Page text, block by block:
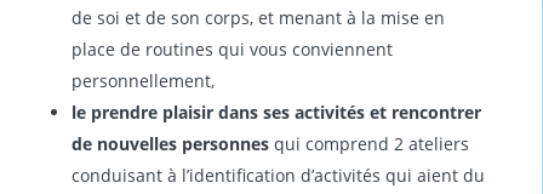
de soi et de son corps, et menant à la mise en
place de routines qui vous conviennent
personnellement,
le prendre plaisir dans ses activités et rencontrer
de nouvelles personnesqui comprend 2 ateliers
conduisant à l’identification d’activités qui aient du